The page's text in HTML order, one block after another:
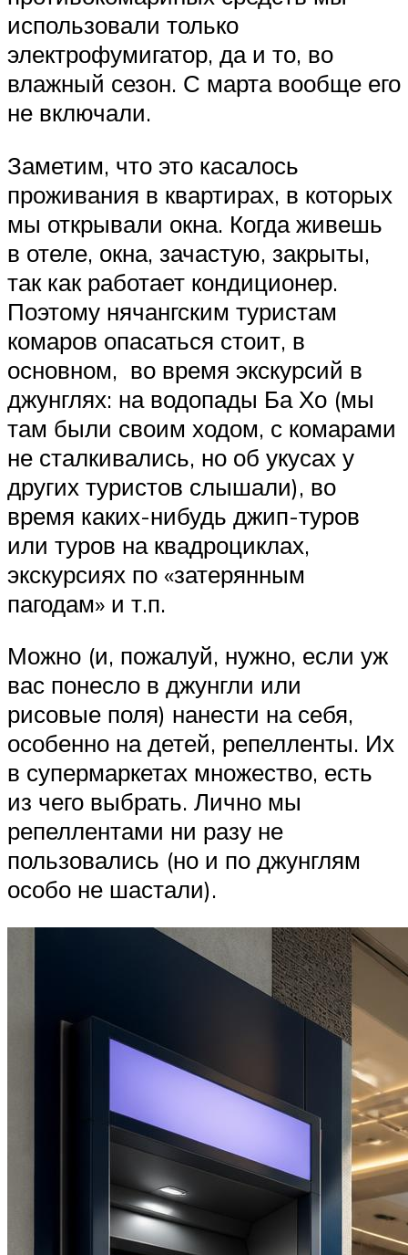
использовали только
электрофумигатор, да и то, во
влажный сезон. С марта вообще его
не включали.
Заметим, что это касалось
проживания в квартирах, в которых
мы открывали окна. Когда живешь
в отеле, окна, зачастую, закрыты,
так как работает кондиционер.
Поэтому нячангским туристам
комаров опасаться стоит, в
основном, во время экскурсий в
джунглях: на водопады Ба Хо (мы
там были своим ходом, с комарами
не сталкивались, но об укусах у
других туристов слышали), во
время каких-нибудь джип-туров
или туров на квадроциклах,
экскурсиях по «затерянным
пагодам» и т.п.
Можно (и, пожалуй, нужно, если уж
вас понесло в джунгли или
рисовые поля) нанести на себя,
особенно на детей, репелленты. Их
в супермаркетах множество, есть
из чего выбрать. Лично мы
репеллентами ни разу не
пользовались (но и по джунглям
особо не шастали).